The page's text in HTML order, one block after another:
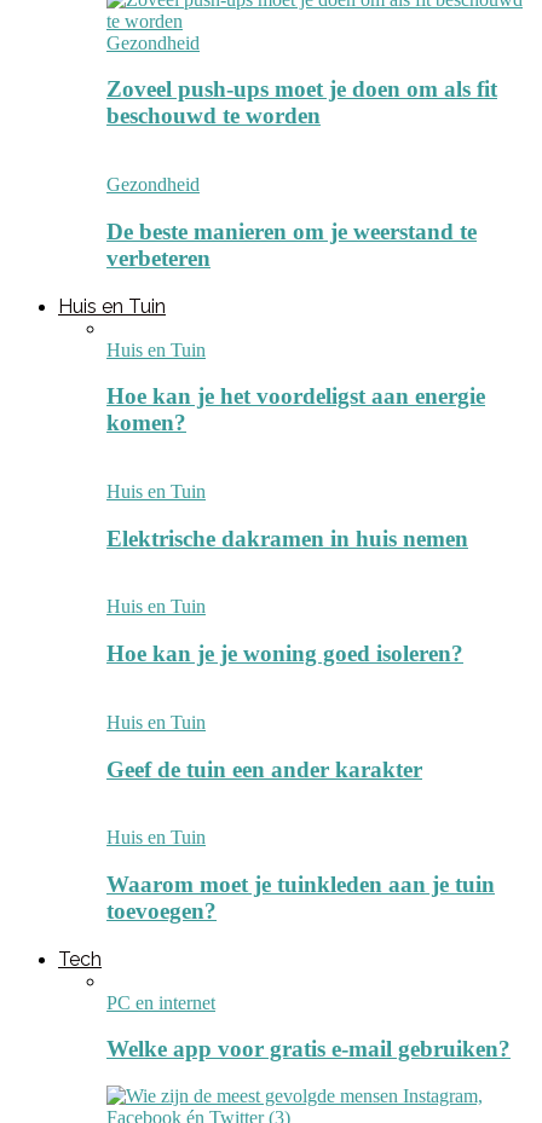
Gezondheid
Zoveel push-ups moet je doen om als fit
beschouwd te worden
Gezondheid
De beste manieren om je weerstand te
verbeteren
Huis en Tuin
Huis en Tuin
Hoe kan je het voordeligst aan energie
komen?
Huis en Tuin
Elektrische dakramen in huis nemen
Huis en Tuin
Hoe kan je je woning goed isoleren?
Huis en Tuin
Geef de tuin een ander karakter
Huis en Tuin
Waarom moet je tuinkleden aan je tuin
toevoegen?
Tech
PC en internet
Welke app voor gratis e-mail gebruiken?